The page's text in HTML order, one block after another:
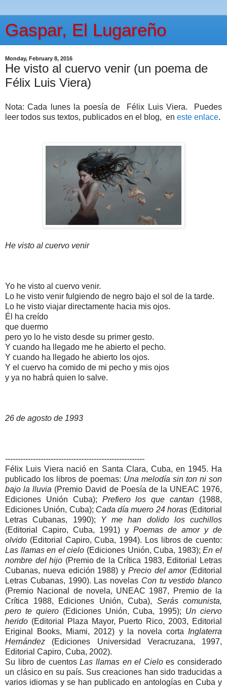
Gaspar, El Lugareño
Monday, February 8, 2016
He visto al cuervo venir (un poema de
Félix Luis Viera)
Nota: Cada lunes la poesía de Félix Luis Viera. Puedes
leer todos sus textos, publicados en el blog, en este enlace.
He visto al cuervo venir
Yo he visto al cuervo venir.
Lo he visto venir fulgiendo de negro bajo el sol de la tarde.
Lo he visto viajar directamente hacia mis ojos.
Él ha creído
que duermo
pero yo lo he visto desde su primer gesto.
Y cuando ha llegado me he abierto el pecho.
Y cuando ha llegado he abierto los ojos.
Y el cuervo ha comido de mi pecho y mis ojos
y ya no habrá quien lo salve.
26 de agosto de 1993
-------------------------------------------------------
Félix Luis Viera nació en Santa Clara, Cuba, en 1945. Ha
publicado los libros de poemas: Una melodía sin ton ni son
bajo la lluvia (Premio David de Poesía de la UNEAC 1976,
Ediciones Unión Cuba); Prefiero los que cantan (1988,
Ediciones Unión, Cuba); Cada día muero 24 horas (Editorial
Letras Cubanas, 1990); Y me han dolido los cuchillos
(Editorial Capiro, Cuba, 1991) y Poemas de amor y de
olvido (Editorial Capiro, Cuba, 1994). Los libros de cuento:
Las llamas en el cielo (Ediciones Unión, Cuba, 1983);En el
nombre del hijo (Premio de la Crítica 1983, Editorial Letras
Cubanas, nueva edición 1988) y Precio del amor(Editorial
Letras Cubanas, 1990). Las novelas Con tu vestido blanco
(Premio Nacional de novela, UNEAC 1987, Premio de la
Crítica 1988, Ediciones Unión, Cuba), Serás comunista,
pero te quiero(Ediciones Unión, Cuba, 1995); Un ciervo
herido (Editorial Plaza Mayor, Puerto Rico, 2003, Editorial
Eriginal Books, Miami, 2012) y la novela corta Inglaterra
Hernández (Ediciones Universidad Veracruzana, 1997,
Editorial Capiro, Cuba, 2002).
Su libro de cuentosLas llamas en el Cieloes considerado
un clásico en su país. Sus creaciones han sido traducidas a
varios idiomas y se han publicado en antologías en Cuba y